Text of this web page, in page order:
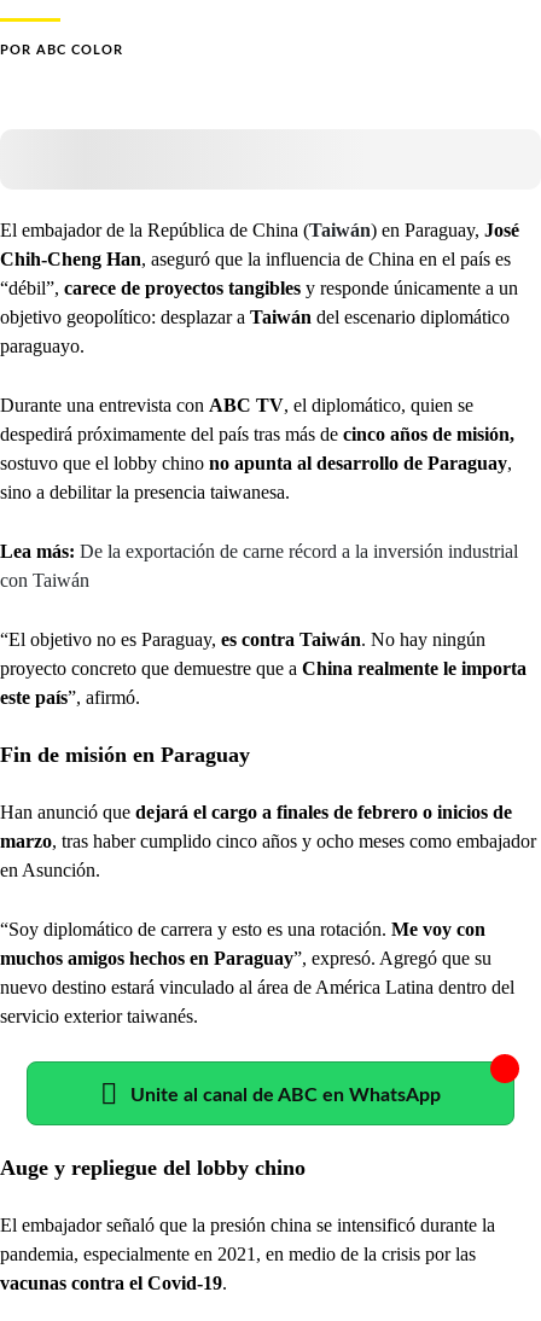
POR ABC COLOR
El embajador de la República de China (Taiwán) en Paraguay, José
Chih-Cheng Han, aseguró que la influencia de China en el país es
“débil”, carece de proyectos tangibles y responde únicamente a un
objetivo geopolítico: desplazar a Taiwán del escenario diplomático
paraguayo.
Durante una entrevista con ABC TV, el diplomático, quien se
despedirá próximamente del país tras más de cinco años de misión,
sostuvo que el lobby chino no apunta al desarrollo de Paraguay,
sino a debilitar la presencia taiwanesa.
Lea más: De la exportación de carne récord a la inversión industrial
con Taiwán
“El objetivo no es Paraguay, es contra Taiwán. No hay ningún
proyecto concreto que demuestre que a China realmente le importa
este país”, afirmó.
Fin de misión en Paraguay
Han anunció que dejará el cargo a finales de febrero o inicios de
marzo, tras haber cumplido cinco años y ocho meses como embajador
en Asunción.
“Soy diplomático de carrera y esto es una rotación. Me voy con
muchos amigos hechos en Paraguay”, expresó. Agregó que su
nuevo destino estará vinculado al área de América Latina dentro del
servicio exterior taiwanés.
Unite al canal de ABC en WhatsApp
Auge y repliegue del lobby chino
El embajador señaló que la presión china se intensificó durante la
pandemia, especialmente en 2021, en medio de la crisis por las
vacunas contra el Covid-19.